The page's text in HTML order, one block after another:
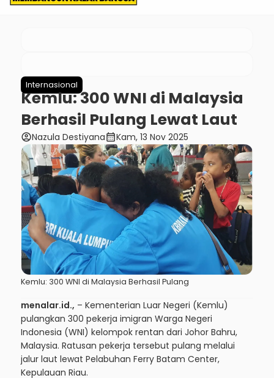
Internasional
Kemlu: 300 WNI di Malaysia
Berhasil Pulang Lewat Laut
account_circleNazula Destiyanacalendar_monthKam, 13 Nov 2025
Kemlu: 300 WNI di Malaysia Berhasil Pulang
menalar.id., – Kementerian Luar Negeri (Kemlu)
pulangkan 300 pekerja imigran Warga Negeri
Indonesia (WNI) kelompok rentan dari Johor Bahru,
Malaysia. Ratusan pekerja tersebut pulang melalui
jalur laut lewat Pelabuhan Ferry Batam Center,
Kepulauan Riau.